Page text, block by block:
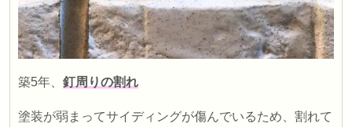
築5年、 釘周りの割れ
塗装が弱まってサイディングが傷んでいるため、割れて